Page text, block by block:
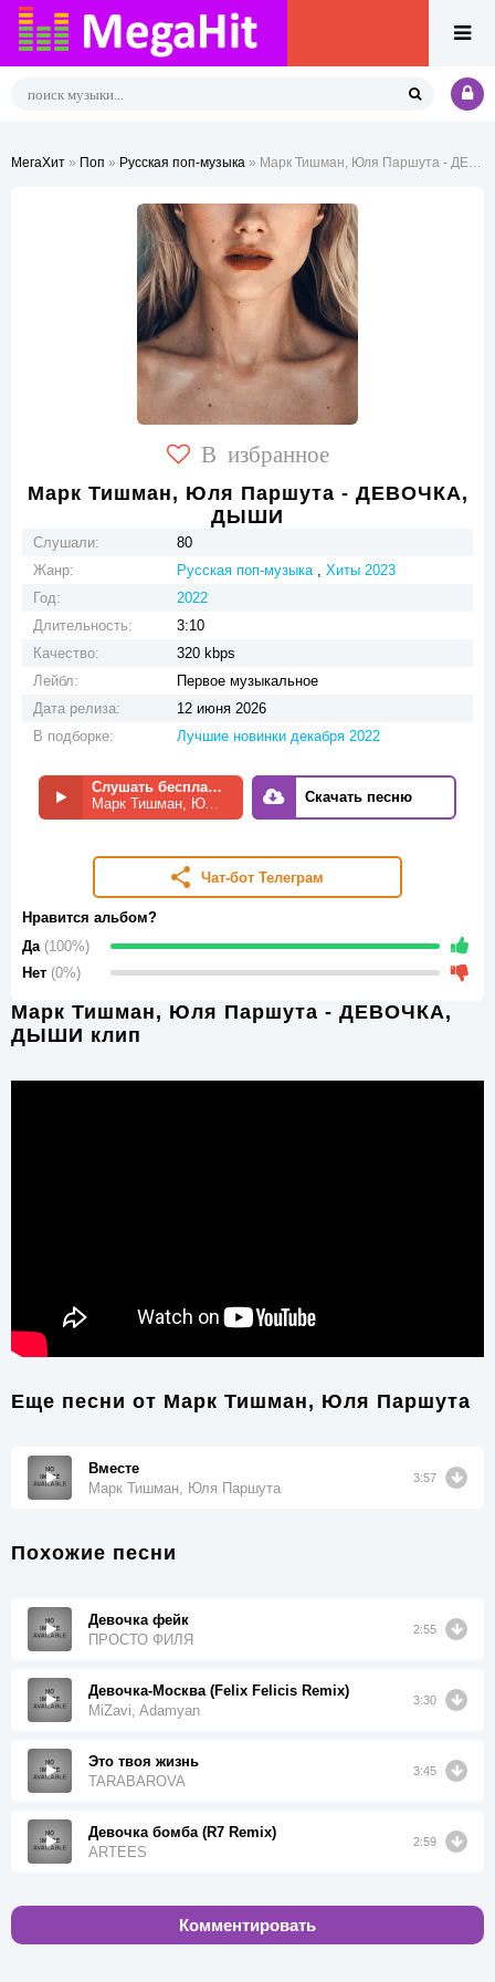
МегаХит » Поп » Русская поп-музыка » Марк Тишман, Юля Паршута - ДЕВОЧКА, ДЫШИ
В избранное
Марк Тишман, Юля Паршута - ДЕВОЧКА,
ДЫШИ
Слушали:
80
Жанр:
Русская поп-музыка, Хиты 2023
Год:
2022
Длительность:
3:10
Качество:
320 kbps
Лейбл:
Первое музыкальное
Дата релиза:
12 июня 2026
В подборке:
Лучшие новинки декабря 2022
Слушать бесплатно
Марк Тишман, Юля Паршута - ДЕВОЧКА, ДЫШИ
Скачать песню
Чат-бот Телеграм
Нравится альбом?
Да (100%)
Нет (0%)
Марк Тишман, Юля Паршута - ДЕВОЧКА,
ДЫШИ клип
Еще песни от Марк Тишман, Юля Паршута
Вместе
Марк Тишман, Юля Паршута
3:57
Похожие песни
Девочка фейк
ПРОСТО ФИЛЯ
2:55
Девочка-Москва (Felix Felicis Remix)
MiZavi, Adamyan
3:30
Это твоя жизнь
TARABAROVA
3:45
Девочка бомба (R7 Remix)
ARTEES
2:59
Комментировать